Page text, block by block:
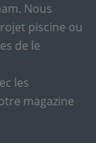
Nous
piscine ou
de le
les
magazine